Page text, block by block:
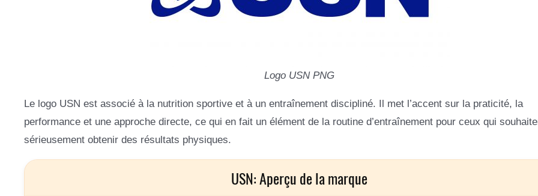
Logo USN PNG
Le logo USN est associé à la nutrition sportive et à un entraînement discipliné. Il met l’accent sur la praticité, la
performance et une approche directe, ce qui en fait un élément de la routine d’entraînement pour ceux qui
sérieusement obtenir des résultats physiques.
USN: Aperçu de la marque